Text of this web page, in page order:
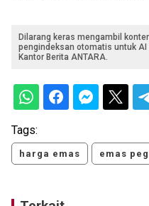
Dilarang keras mengambil
pengindeksan otomatis untuk
Kantor Berita ANTARA.
Tags:
harga emas emas